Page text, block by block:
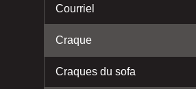
Courriel
Craque
Craques du sofa